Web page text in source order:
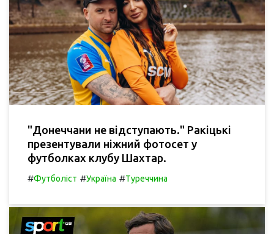
"Донеччани не відступають." Ракіцькі
презентували ніжний фотосет у
футболках клубу Шахтар.
#Футболіст #Україна #Туреччина